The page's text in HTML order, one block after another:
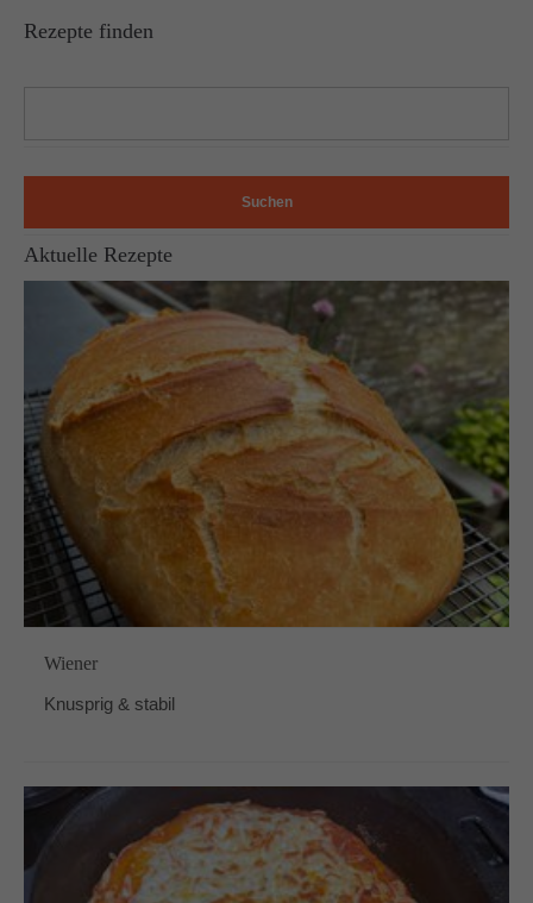
Rezepte finden
Suchen
Aktuelle Rezepte
Wiener
Knusprig & stabil